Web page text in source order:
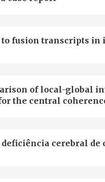
to fusion transcripts
of local-global
the central
deficiência cerebral de